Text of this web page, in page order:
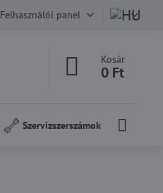
Felhasználói panel
Kosár
0 Ft
Szervizszerszámok